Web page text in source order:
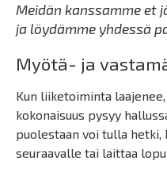
Meidän kanssamme et
ja löydämme yhdessä
Myötä- ja
Kun liiketoiminta
kokonaisuus pysyy
puolestaan voi tulla hetki,
seuraavalle tai laittaa